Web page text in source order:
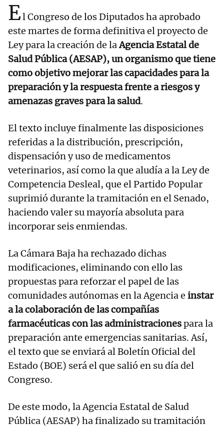
El Congreso de los Diputados ha aprobado
este martes de forma definitiva el proyecto de
Ley para la creación de laAgencia Estatal de
Salud Pública (AESAP), un organismo que tiene
como objetivo mejorar las capacidades para la
preparación y la respuesta frente a riesgos y
amenazas graves para la salud.
El texto incluye finalmente las disposiciones
referidas a la distribución, prescripción,
dispensación y uso de medicamentos
veterinarios, así como la que aludía a la Ley de
Competencia Desleal, que el Partido Popular
suprimió durante la tramitación en el Senado,
haciendo valer su mayoría absoluta para
incorporar seis enmiendas.
La Cámara Baja ha rechazado dichas
modificaciones, eliminando con ello las
propuestas para reforzar el papel de las
comunidades autónomas en la Agencia e instar
a la colaboración de las compañías
farmacéuticas con las administracionespara la
preparación ante emergencias sanitarias. Así,
el texto que se enviará al Boletín Oficial del
Estado (BOE) será el que salió en su día del
Congreso.
De este modo, la Agencia Estatal de Salud
Pública (AESAP) ha finalizado su tramitación